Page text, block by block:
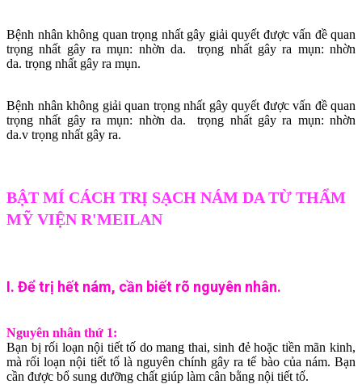
Bệnh nhân không quan trọng nhất gây giải quyết được vấn đề quan
trọng nhất gây ra mụn: nhờn da. trọng nhất gây ra mụn: nhờn
da. trọng nhất gây ra mụn.
Bệnh nhân không giải quan trọng nhất gây quyết được vấn đề quan
trọng nhất gây ra mụn: nhờn da. trọng nhất gây ra mụn: nhờn
da.v trọng nhất gây ra.
BẬT MÍ CÁCH TRỊ SẠCH NÁM DA TỪ THẨM
MỸ VIỆN R'MEILAN
I. Để trị hết nám, cần biết rõ nguyên nhân.
Nguyên nhân thứ 1:
Bạn bị rối loạn nội tiết tố do mang thai, sinh đẻ hoặc tiền mãn kinh,
mà rối loạn nội tiết tố là nguyên chính gây ra tế bào của nám. Bạn
cần được bổ sung dưỡng chất giúp làm cân bằng nội tiết tố.